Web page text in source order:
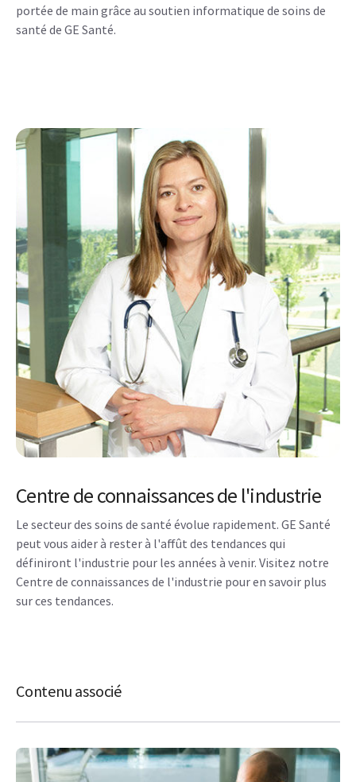
portée de main grâce au soutien informatique de soins de
santé de GE Santé.
Centre de connaissances de l'industrie
Le secteur des soins de santé évolue rapidement. GE Santé
peut vous aider à rester à l'affût des tendances qui
définiront l'industrie pour les années à venir. Visitez notre
Centre de connaissances de l'industrie pour en savoir plus
sur ces tendances.
Contenu associé